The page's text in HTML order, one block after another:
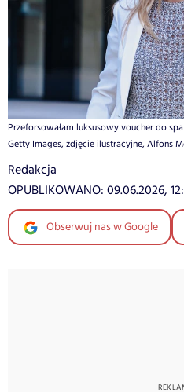
Przeforsowałam luksusowy voucher do
Getty Images, zdjęcie ilustracyjne, Alfons
Redakcja
OPUBLIKOWANO: 09.06.2026,
Obserwuj nas w Google